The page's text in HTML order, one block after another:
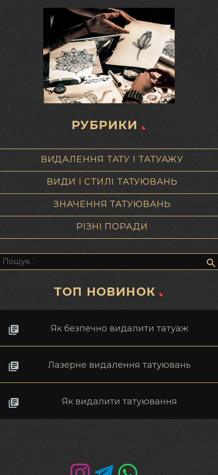
РУБРИКИ
ВИДАЛЕННЯ ТАТУ І ТАТУАЖУ
ВИДИ І СТИЛІ ТАТУЮВАНЬ
ЗНАЧЕННЯ ТАТУЮВАНЬ
РІЗНІ ПОРАДИ
ТОП НОВИНОК
Як безпечно видалити татуаж
Лазерне видалення татуювань
Як видалити татуювання